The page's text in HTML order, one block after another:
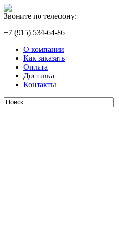
Звоните по телефону:
+7 (915) 534-64-86
О компании
Как заказать
Оплата
Доставка
Контакты